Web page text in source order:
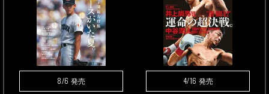
8/6 発売 4/16 発売